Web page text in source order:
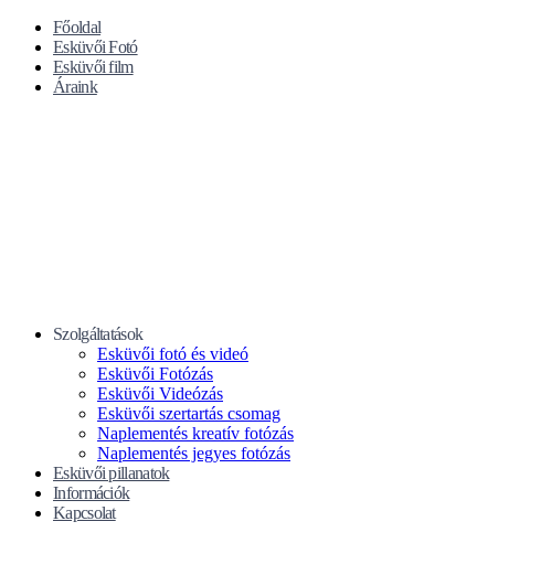
Főoldal
Esküvői Fotó
Esküvői film
Áraink
Szolgáltatások
Esküvői fotó és videó
Esküvői Fotózás
Esküvői Videózás
Esküvői szertartás csomag
Naplementés kreatív fotózás
Naplementés jegyes fotózás
Esküvői pillanatok
Információk
Kapcsolat